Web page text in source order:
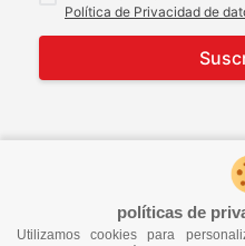
políticas de
Utilizamos cookies para
Política de Privacidad de
© 2021 Todos los
developed by